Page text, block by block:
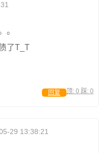
。
了T_T
顶: 0 踩: 0
回复
29 13:38:21